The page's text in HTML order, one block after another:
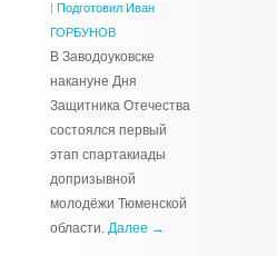
| Подготовил Иван
ГОРБУНОВ
В Заводоуковске
накануне Дня
Защитника Отечества
состоялся первый
этап спартакиады
допризывной
молодёжи Тюменской
области. Далее →